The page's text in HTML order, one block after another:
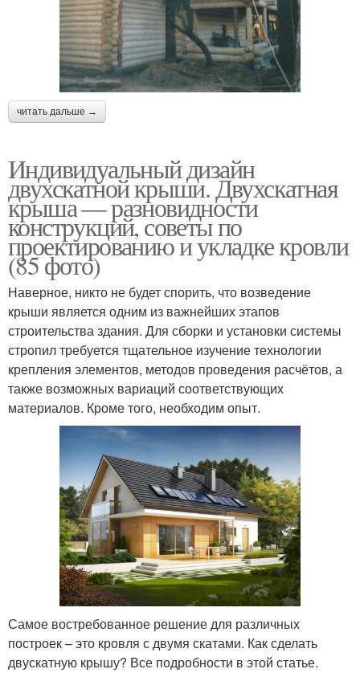
читать дальше →
Индивидуальный дизайн
двухскатной крыши. Двухскатная
крыша — разновидности
конструкций, советы по
проектированию и укладке кровли
(85 фото)
Наверное, никто не будет спорить, что возведение
крыши является одним из важнейших этапов
строительства здания. Для сборки и установки системы
стропил требуется тщательное изучение технологии
крепления элементов, методов проведения расчётов, а
также возможных вариаций соответствующих
материалов. Кроме того, необходим опыт.
Самое востребованное решение для различных
построек – это кровля с двумя скатами. Как сделать
двускатную крышу? Все подробности в этой статье.